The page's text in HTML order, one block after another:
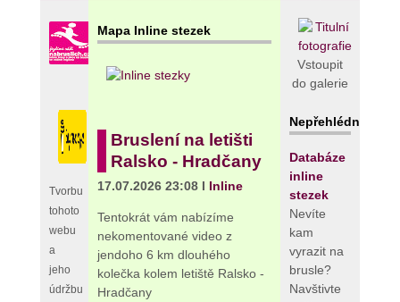
Tvorbu
tohoto
webu
a
jeho
údržbu
Mapa Inline stezek
Bruslení na letišti
Ralsko - Hradčany
17.07.2026 23:08 I Inline
Tentokrát vám nabízíme
nekomentované video z
jendoho 6 km dlouhého
kolečka kolem letiště Ralsko -
Hradčany
Vstoupit
do galerie
Nepřehlédněte!
Databáze
inline
stezek
Nevíte
kam
vyrazit na
brusle?
Navštivte